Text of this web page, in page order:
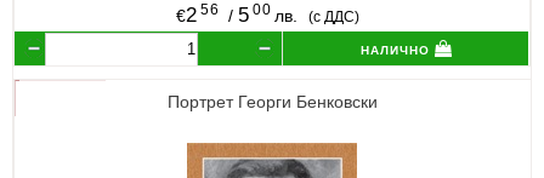
€2 56 / 5 00 лв. (с ДДС)
налично
Портрет Георги Бенковски